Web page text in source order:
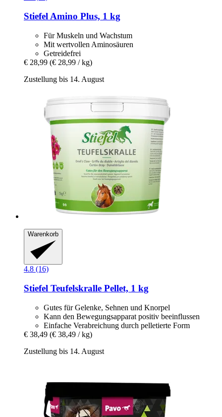
Stiefel Amino Plus, 1 kg
Für Muskeln und Wachstum
Mit wertvollen Aminosäuren
Getreidefrei
€ 28,99 (€ 28,99 / kg)
Zustellung bis 14. August
Warenkorb
4.8 (16)
Stiefel Teufelskralle Pellet, 1 kg
Gutes für Gelenke, Sehnen und Knorpel
Kann den Bewegungsapparat positiv beeinflussen
Einfache Verabreichung durch pelletierte Form
€ 38,49 (€ 38,49 / kg)
Zustellung bis 14. August